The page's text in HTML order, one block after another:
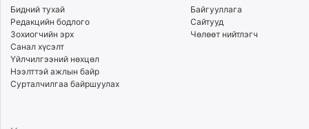
Бидний тухай
Редакцийн бодлого
Зохиогчийн эрх
Санал хүсэлт
Үйлчилгээний нөхцөл
Нээлттэй ажлын байр
Сурталчилгаа байршуулах
Байгууллага
Сайтууд
Чөлөөт нийтлэгч